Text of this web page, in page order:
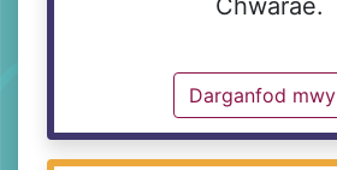
Chwarae.
About Us -
Darganfod mwy